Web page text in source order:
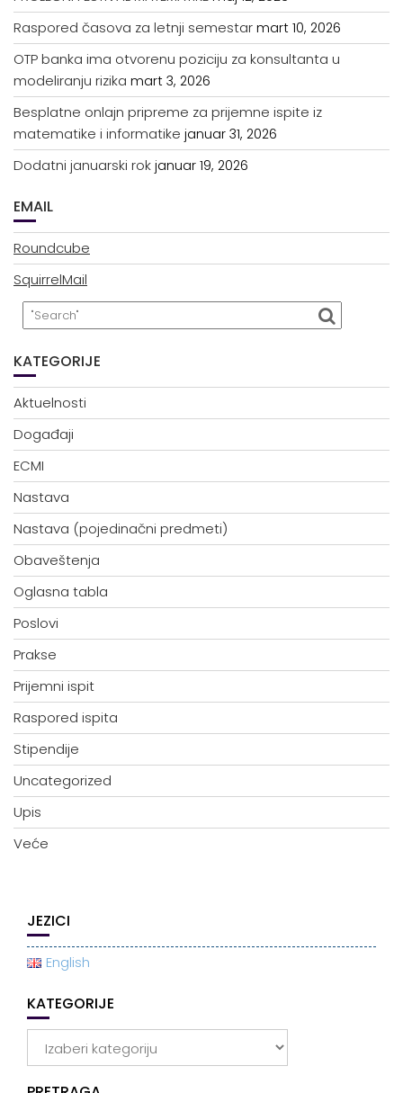
Raspored časova za letnji semestar mart 10, 2026
OTP banka ima otvorenu poziciju za konsultanta u
modeliranju rizika mart 3, 2026
Besplatne onlajn pripreme za prijemne ispite iz
matematike i informatike januar 31, 2026
Dodatni januarski rok januar 19, 2026
EMAIL
Roundcube
SquirrelMail
KATEGORIJE
Aktuelnosti
Događaji
ECMI
Nastava
Nastava (pojedinačni predmeti)
Obaveštenja
Oglasna tabla
Poslovi
Prakse
Prijemni ispit
Raspored ispita
Stipendije
Uncategorized
Upis
Veće
JEZICI
English
KATEGORIJE